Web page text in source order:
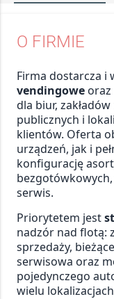
O FIRMIE
Firma dostarcza i
vendingowe oraz
dla biur,
publicznych i
klientów. Oferta
urządzeń, jak i
konfigurację
serwis.
Priorytetem jest
nadzór nad flotą:
sprzedaży,
serwisowa oraz
pojedynczego
wielu